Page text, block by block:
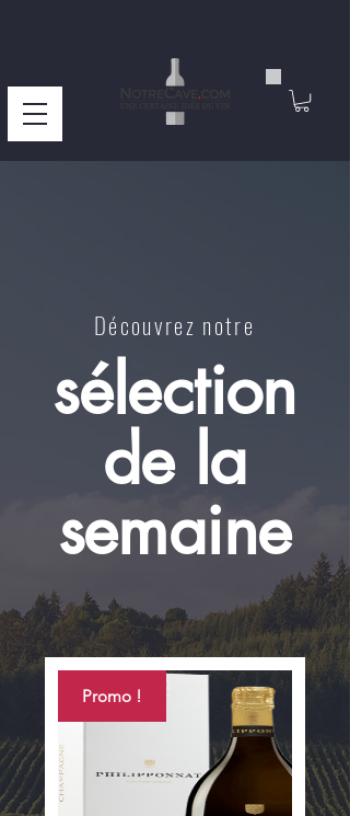
Découvrez notre
sélection
de la
semaine
Promo !